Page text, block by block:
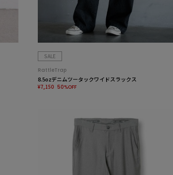
SALE
RattleTrap
8.5ozデニムツータックワイドスラックス
¥7,150 50%OFF